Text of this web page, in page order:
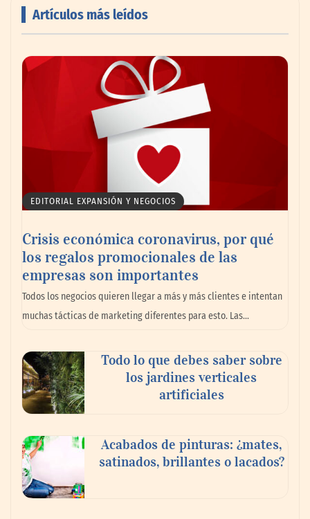
impulsando la colaboración en el sector
La omnicanalidad redefine la forma de
planear viajes en México
Artículos más leídos
EDITORIAL EXPANSIÓN Y NEGOCIOS
Crisis económica coronavirus, por qué
los regalos promocionales de las
empresas son importantes
Todos los negocios quieren llegar a más y más clientes e intentan
muchas tácticas de marketing diferentes para esto. Las…
Todo lo que debes saber sobre
los jardines verticales
artificiales
Acabados de pinturas: ¿mates,
satinados, brillantes o lacados?